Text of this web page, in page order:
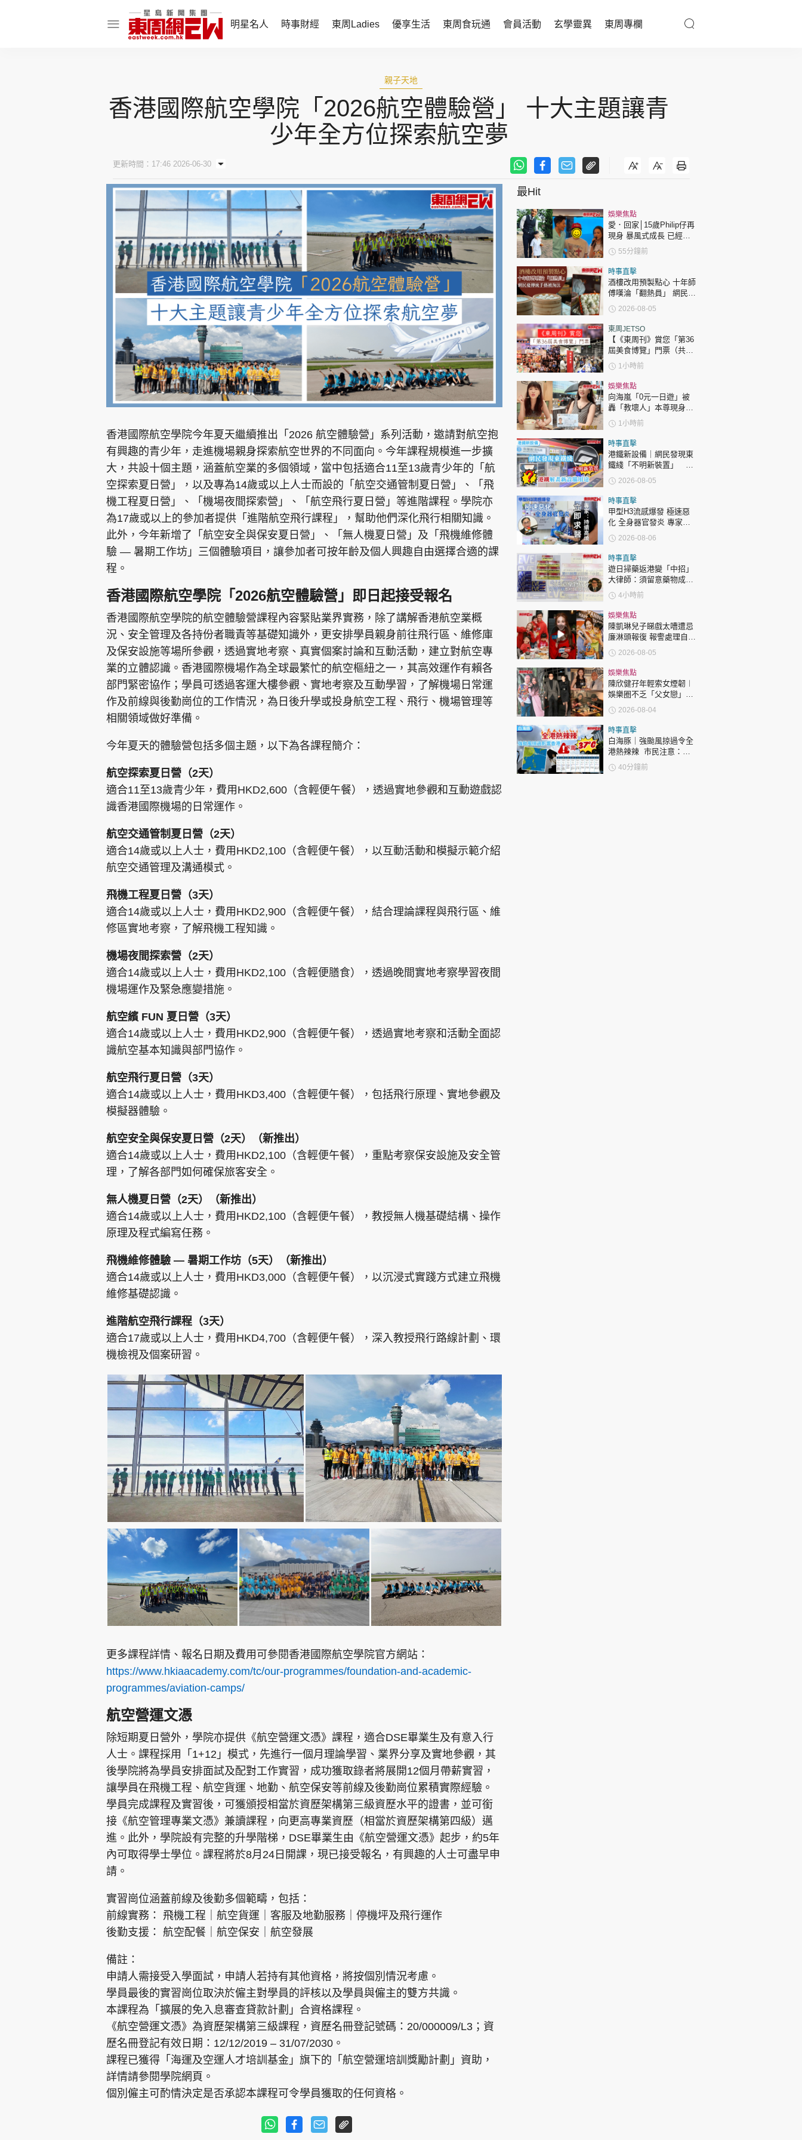
明星名人 時事財經 東周Ladies 優享生活 東周食玩通 會員活動 玄學靈異 東周專欄
話題人物 財經智庫
焦點人物
時尚生活
健康醫美
親子天地
東周食玩通
樂在灣區
飲食玩樂
會員活動
東周JETSO
玄學靈異
東勝運程
智富天下 李居明
神機妙算 李丞責
緣來有理 麥玲玲
鬼靈精怪 威師兄
娛樂名人
文化藝術
時政財經
健康生活
飲食旅遊
集團旗下品牌
東周刊 cazbuyer 東Touch PCM 電腦廣場 星島頭條 星島日報 頭條日報 星島環球 The Standard 親子王
Oh!爸媽 JobMarket 頭條搵工 EDUPLUS
關於我們 聯絡我們 隱私政策聲明 使用條款 版權及免責聲明 Copyright © 東周網 版權所有 . 不得轉載 ©Eastweek.com.hk. All rights reserved.
親子天地
香港國際航空學院「2026航空體驗營」 十大主題讓青
少年全方位探索航空夢
更新時間：17:46 2026-06-30
香港國際航空學院今年夏天繼續推出「2026 航空體驗營」系列活動，邀請對航空抱
有興趣的青少年，走進機場親身探索航空世界的不同面向。今年課程規模進一步擴
大，共設十個主題，涵蓋航空業的多個領域，當中包括適合11至13歲青少年的「航
空探索夏日營」，以及專為14歲或以上人士而設的「航空交通管制夏日營」、「飛
機工程夏日營」、「機場夜間探索營」、「航空飛行夏日營」等進階課程。學院亦
為17歲或以上的參加者提供「進階航空飛行課程」，幫助他們深化飛行相關知識。
此外，今年新增了「航空安全與保安夏日營」、「無人機夏日營」及「飛機維修體
驗 — 暑期工作坊」三個體驗項目，讓參加者可按年齡及個人興趣自由選擇合適的課
程。
香港國際航空學院「2026航空體驗營」即日起接受報名
香港國際航空學院的航空體驗營課程內容緊貼業界實務，除了講解香港航空業概
況、安全管理及各持份者職責等基礎知識外，更安排學員親身前往飛行區、維修庫
及保安設施等場所參觀，透過實地考察、真實個案討論和互動活動，建立對航空專
業的立體認識。香港國際機場作為全球最繁忙的航空樞紐之一，其高效運作有賴各
部門緊密協作；學員可透過客運大樓參觀、實地考察及互動學習，了解機場日常運
作及前線與後勤崗位的工作情況，為日後升學或投身航空工程、飛行、機場管理等
相關領域做好準備。
今年夏天的體驗營包括多個主題，以下為各課程簡介：
航空探索夏日營（2天）
適合11至13歲青少年，費用HKD2,600（含輕便午餐），透過實地參觀和互動遊戲認
識香港國際機場的日常運作。
航空交通管制夏日營（2天）
適合14歲或以上人士，費用HKD2,100（含輕便午餐），以互動活動和模擬示範介紹
航空交通管理及溝通模式。
飛機工程夏日營（3天）
適合14歲或以上人士，費用HKD2,900（含輕便午餐），結合理論課程與飛行區、維
修區實地考察，了解飛機工程知識。
機場夜間探索營（2天）
適合14歲或以上人士，費用HKD2,100（含輕便膳食），透過晚間實地考察學習夜間
機場運作及緊急應變措施。
航空繽 FUN 夏日營（3天）
適合14歲或以上人士，費用HKD2,900（含輕便午餐），透過實地考察和活動全面認
識航空基本知識與部門協作。
航空飛行夏日營（3天）
適合14歲或以上人士，費用HKD3,400（含輕便午餐），包括飛行原理、實地參觀及
模擬器體驗。
航空安全與保安夏日營（2天）（新推出）
適合14歲或以上人士，費用HKD2,100（含輕便午餐），重點考察保安設施及安全管
理，了解各部門如何確保旅客安全。
無人機夏日營（2天）（新推出）
適合14歲或以上人士，費用HKD2,100（含輕便午餐），教授無人機基礎結構、操作
原理及程式編寫任務。
飛機維修體驗 — 暑期工作坊（5天）（新推出）
適合14歲或以上人士，費用HKD3,000（含輕便午餐），以沉浸式實踐方式建立飛機
維修基礎認識。
進階航空飛行課程（3天）
適合17歲或以上人士，費用HKD4,700（含輕便午餐），深入教授飛行路線計劃、環
機檢視及個案研習。
更多課程詳情、報名日期及費用可參閱香港國際航空學院官方網站：
https://www.hkiaacademy.com/tc/our-programmes/foundation-and-academic-
programmes/aviation-camps/
航空營運文憑
除短期夏日營外，學院亦提供《航空營運文憑》課程，適合DSE畢業生及有意入行
人士。課程採用「1+12」模式，先進行一個月理論學習、業界分享及實地參觀，其
後學院將為學員安排面試及配對工作實習，成功獲取錄者將展開12個月帶薪實習，
讓學員在飛機工程、航空貨運、地勤、航空保安等前線及後勤崗位累積實際經驗。
學員完成課程及實習後，可獲頒授相當於資歷架構第三級資歷水平的證書，並可銜
接《航空管理專業文憑》兼讀課程，向更高專業資歷（相當於資歷架構第四級）邁
進。此外，學院設有完整的升學階梯，DSE畢業生由《航空營運文憑》起步，約5年
內可取得學士學位。課程將於8月24日開課，現已接受報名，有興趣的人士可盡早申
請。
實習崗位涵蓋前線及後勤多個範疇，包括：
前線實務： 飛機工程｜航空貨運｜客服及地勤服務｜停機坪及飛行運作
後勤支援： 航空配餐｜航空保安｜航空發展
備註：
申請人需接受入學面試，申請人若持有其他資格，將按個別情況考慮。
學員最後的實習崗位取決於僱主對學員的評核以及學員與僱主的雙方共識。
本課程為「擴展的免入息審查貸款計劃」合資格課程。
《航空營運文憑》為資歷架構第三級課程，資歷名冊登記號碼：20/000009/L3；資
歷名冊登記有效日期：12/12/2019 – 31/07/2030。
課程已獲得「海運及空運人才培訓基金」旗下的「航空營運培訓獎勵計劃」資助，
詳情請參閱學院網頁。
個別僱主可酌情決定是否承認本課程可令學員獲取的任何資格。
最Hit
娛樂焦點
愛．回家│15歲Philip仔再
現身 暴風式成長 已經高
過「三太」樊亦敏！
55分鐘前
時事直擊
酒樓改用預製點心 十年師
傅嘆淪「翻熱員」 網民憂
傳統手藝被淘汰
2026-08-05
東周JETSO
【《東周刊》賞您「第36
屆美食博覽」門票（共30
張）】
1小時前
娛樂焦點
向海嵐「0元一日遊」被
轟「教壞人」本尊現身回
應網民
1小時前
時事直擊
港鐵新設備｜網民發現東
鐵綫「不明新裝置」 港
鐵解畫新設備用途
2026-08-05
時事直擊
甲型H3流感爆發 極速惡
化 全身器官發炎 專家：
持續高燒要立即求醫
2026-08-06
時事直擊
遊日掃藥返港變「中招」
大律師：須留意藥物成分
自用代購都唔係護身符
4小時前
娛樂焦點
陳凱琳兒子睇戲太嘈遭忌
廉淋頭報復 報警處理自責
護子不力 歐錦棠陳倩揚齊
表態「媽媽有責任」
2026-08-05
娛樂焦點
陳欣健孖年輕索女煙韌︱
娛樂圈不乏「父女戀」
「爺孫戀」 年齡差距最大
達51歲 最受矚目有李龍
基謝賢
2026-08-04
時事直擊
白海豚｜強颱風掠過令全
港熱辣辣 市民注意：下
周37°C或以上！
40分鐘前